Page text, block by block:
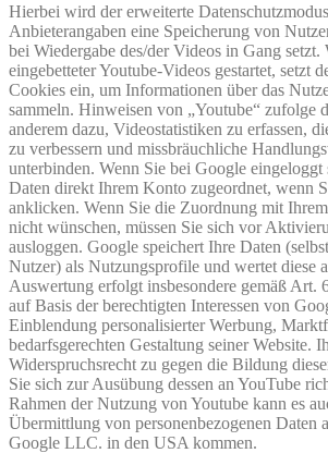
Hierbei wird der erweiterte
Anbieterangaben eine Speicherung von
bei Wiedergabe des/der Videos in Gang
eingebetteter Youtube-Videos gestartet, setzt
Cookies ein, um Informationen über das
sammeln. Hinweisen von „Youtube“ zufolge
anderem dazu, Videostatistiken zu erfassen,
zu verbessern und missbräuchliche
unterbinden. Wenn Sie bei Google
Daten direkt Ihrem Konto zugeordnet, wenn
anklicken. Wenn Sie die Zuordnung mit
nicht wünschen, müssen Sie sich vor
ausloggen. Google speichert Ihre Daten
Nutzer) als Nutzungsprofile und wertet diese
Auswertung erfolgt insbesondere gemäß
auf Basis der berechtigten Interessen von
Einblendung personalisierter Werbung,
bedarfsgerechten Gestaltung seiner Website.
Widerspruchsrecht zu gegen die Bildung
Sie sich zur Ausübung dessen an YouTube
Rahmen der Nutzung von Youtube kann es
Übermittlung von personenbezogenen Daten
Google LLC. in den USA kommen.